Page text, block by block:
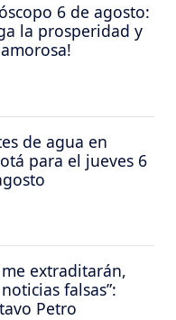
6 de agosto:
la prosperidad y
de agua en
para el jueves 6
me extraditarán,
falsas”:
Petro